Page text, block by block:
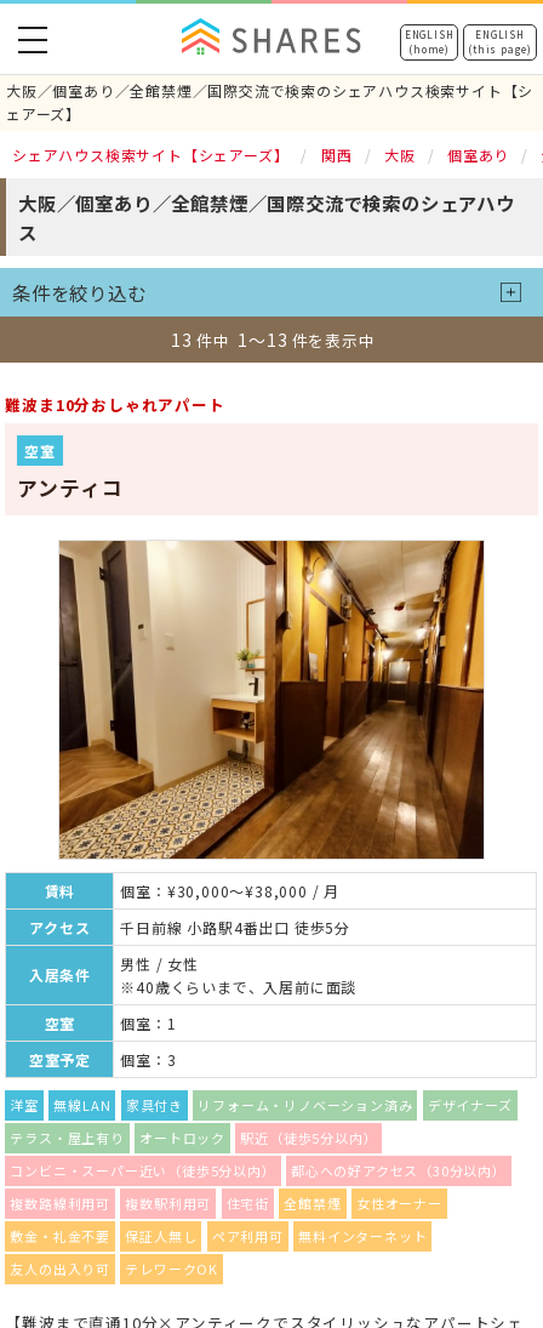
ENGLISH
(home)
ENGLISH
(this page)
大阪／個室あり／全館禁煙／国際交流で検索のシェアハウス検索サイト【シ
ェアーズ】
toggle
navigation
シェアハウス検索サイト【シェアーズ】 関西 大阪 個室あり
大阪／個室あり／全館禁煙／国際交流で検索のシェアハウ
ス
条件を絞り込む
13 件中 1～13 件を表示中
難波ま10分おしゃれアパート
空室
アンティコ
賃料
個室：¥30,000～¥38,000 / 月
アクセス
千日前線 小路駅4番出口 徒歩5分
入居条件
男性 / 女性
※40歳くらいまで、入居前に面談
空室
個室：1
空室予定
個室：3
洋室 無線LAN 家具付き リフォーム・リノベーション済み
デザイナーズ
テラス・屋上有り
オートロック
駅近（徒歩5分以内）
コンビニ・スーパー近い（徒歩5分以内）
都心への好アクセス（30分以内）
複数路線利用可
複数駅利用可 住宅街 全館禁煙
女性オーナー
敷金・礼金不要
保証人無し ペア利用可
無料インターネット
友人の出入り可
テレワークOK
【難波まで直通10分×アンティークでスタイリッシュなアパートシェ